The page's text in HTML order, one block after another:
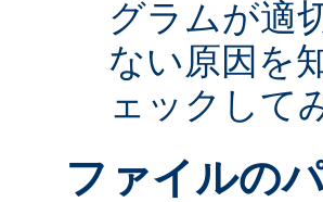
グラムが適
ない原因を
ェックして
ファイルの